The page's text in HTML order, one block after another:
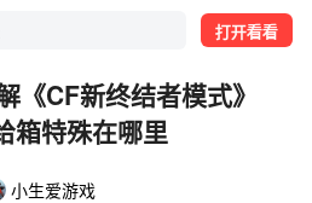
打开看看
《CF新终结者模式》
箱特殊在哪里
小生爱游戏